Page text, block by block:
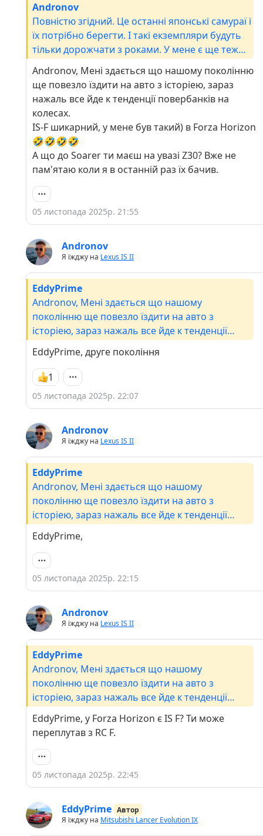
Andronov
Повністю згідний. Це останні японські самураї і
їх потрібно берегти. І такі екземпляри будуть
тільки дорожчати з роками. У мене є ще теж
Andronov, Мені здається що нашому поколінню
ще повезло їздити на авто з історіею, зараз
нажаль все йде к тенденції повербанків на
колесах.
IS-F шикарний, у мене був такий) в Forza Horizon
🤣🤣🤣🤣
А що до Soarer ти маєш на увазі Z30? Вже не
пам'ятаю коли я в останній раз їх бачив.
05 листопада 2025р. 21:55
Andronov
Я їжджу на Lexus IS II
EddyPrime
Andronov, Мені здається що нашому
поколінню ще повезло їздити на авто з
історіею, зараз нажаль все йде к тенденції
був такий) в Forza Horizon🤣🤣🤣🤣А що до
Soarer ти маєш на увазі Z30? Вже не пам'ятаю
коли я в останній раз їх бачив.
EddyPrime, друге покоління
1
05 листопада 2025р. 22:07
Andronov
Я їжджу на Lexus IS II
EddyPrime
Andronov, Мені здається що нашому
поколінню ще повезло їздити на авто з
історіею, зараз нажаль все йде к тенденції
був такий) в Forza Horizon🤣🤣🤣🤣А що до
Soarer ти маєш на увазі Z30? Вже не пам'ятаю
коли я в останній раз їх бачив.
EddyPrime,
05 листопада 2025р. 22:15
Andronov
Я їжджу на Lexus IS II
EddyPrime
Andronov, Мені здається що нашому
поколінню ще повезло їздити на авто з
історіею, зараз нажаль все йде к тенденції
був такий) в Forza Horizon🤣🤣🤣🤣А що до
Soarer ти маєш на увазі Z30? Вже не пам'ятаю
коли я в останній раз їх бачив.
EddyPrime, у Forza Horizon є IS F? Ти може
переплутав з RC F.
05 листопада 2025р. 22:45
EddyPrime Автор
Я їжджу на Mitsubishi Lancer Evolution IX